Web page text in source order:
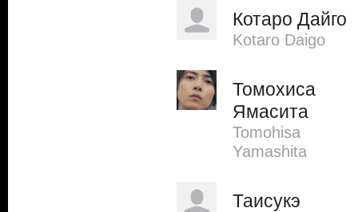
Котаро Дайго
Kotaro Daigo
Томохиса
Ямасита
Tomohisa
Yamashita
Таисукэ